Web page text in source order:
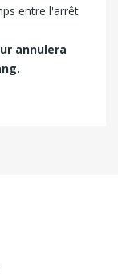
entre l'arrêt
annulera